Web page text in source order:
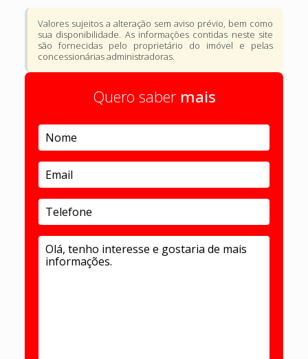
Valores sujeitos a alteração sem aviso prévio, bem como
sua disponibilidade. As informações contidas neste site
são fornecidas pelo proprietário do imóvel e pelas
concessionárias administradoras.
Quero saber